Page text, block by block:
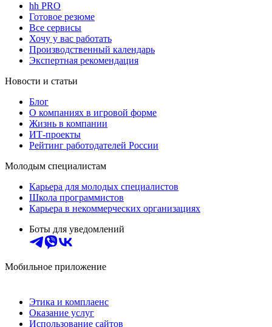
hh PRO
Готовое резюме
Все сервисы
Хочу у вас работать
Производственный календарь
Экспертная рекомендация
Новости и статьи
Блог
О компаниях в игровой форме
Жизнь в компании
ИТ-проекты
Рейтинг работодателей России
Молодым специалистам
Карьера для молодых специалистов
Школа программистов
Карьера в некоммерческих организациях
Боты для уведомлений
Мобильное приложение
Этика и комплаенс
Оказание услуг
Использование сайтов